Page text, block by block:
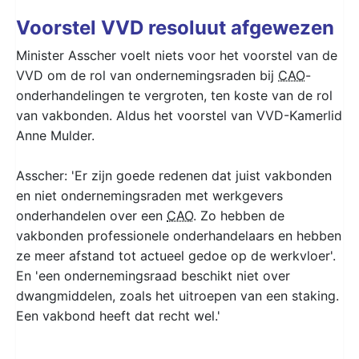
Voorstel VVD resoluut afgewezen
Minister Asscher voelt niets voor het voorstel van de
VVD om de rol van ondernemingsraden bij CAO-
onderhandelingen te vergroten, ten koste van de rol
van vakbonden. Aldus het voorstel van VVD-Kamerlid
Anne Mulder.
Asscher: 'Er zijn goede redenen dat juist vakbonden
en niet ondernemingsraden met werkgevers
onderhandelen over een CAO. Zo hebben de
vakbonden professionele onderhandelaars en hebben
ze meer afstand tot actueel gedoe op de werkvloer'.
En 'een ondernemingsraad beschikt niet over
dwangmiddelen, zoals het uitroepen van een staking.
Een vakbond heeft dat recht wel.'